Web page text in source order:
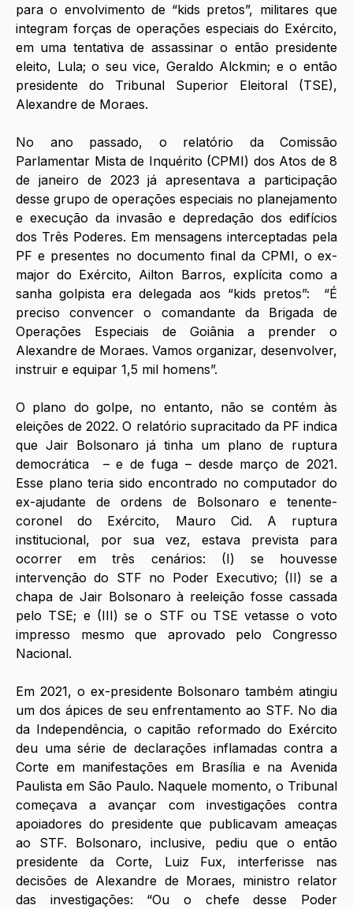
para o envolvimento de “kids pretos”, militares que
integram forças de operações especiais do Exército,
em uma tentativa de assassinar o então presidente
eleito, Lula; o seu vice, Geraldo Alckmin; e o então
presidente do Tribunal Superior Eleitoral (TSE),
Alexandre de Moraes.
No ano passado, o relatório da Comissão
Parlamentar Mista de Inquérito (CPMI) dos Atos de 8
de janeiro de 2023 já apresentava a participação
desse grupo de operações especiais no planejamento
e execução da invasão e depredação dos edifícios
dos Três Poderes. Em mensagens interceptadas pela
PF e presentes no documento final da CPMI, o ex-
major do Exército, Ailton Barros, explícita como a
sanha golpista era delegada aos “kids pretos”:  “É
preciso convencer o comandante da Brigada de
Operações Especiais de Goiânia a prender o
Alexandre de Moraes. Vamos organizar, desenvolver,
instruir e equipar 1,5 mil homens”.
O plano do golpe, no entanto, não se contém às
eleições de 2022. O relatório supracitado da PF indica
que Jair Bolsonaro já tinha um plano de ruptura
democrática  – e de fuga – desde março de 2021.
Esse plano teria sido encontrado no computador do
ex-ajudante de ordens de Bolsonaro e tenente-
coronel do Exército, Mauro Cid. A ruptura
institucional, por sua vez, estava prevista para
ocorrer em três cenários: (I) se houvesse
intervenção do STF no Poder Executivo; (II) se a
chapa de Jair Bolsonaro à reeleição fosse cassada
pelo TSE; e (III) se o STF ou TSE vetasse o voto
impresso mesmo que aprovado pelo Congresso
Nacional.
Em 2021, o ex-presidente Bolsonaro também atingiu
um dos ápices de seu enfrentamento ao STF. No dia
da Independência, o capitão reformado do Exército
deu uma série de declarações inflamadas contra a
Corte em manifestações em Brasília e na Avenida
Paulista em São Paulo. Naquele momento, o Tribunal
começava a avançar com investigações contra
apoiadores do presidente que publicavam ameaças
ao STF. Bolsonaro, inclusive, pediu que o então
presidente da Corte, Luiz Fux, interferisse nas
decisões de Alexandre de Moraes, ministro relator
das investigações: “Ou o chefe desse Poder